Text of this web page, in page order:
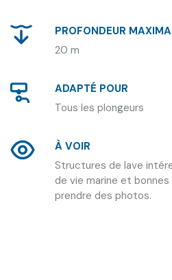
PROFONDEUR
20 m
ADAPTÉ POUR
Tous les plongeurs
À VOIR
Structures de lave
de vie marine et
prendre des photos.